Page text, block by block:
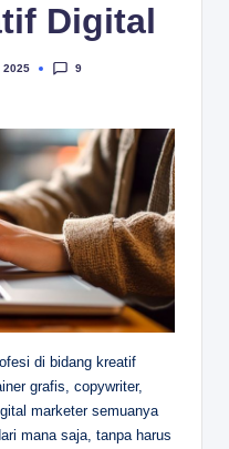
Digital
2025
9
di bidang kreatif
grafis, copywriter,
marketer semuanya
mana saja, tanpa harus